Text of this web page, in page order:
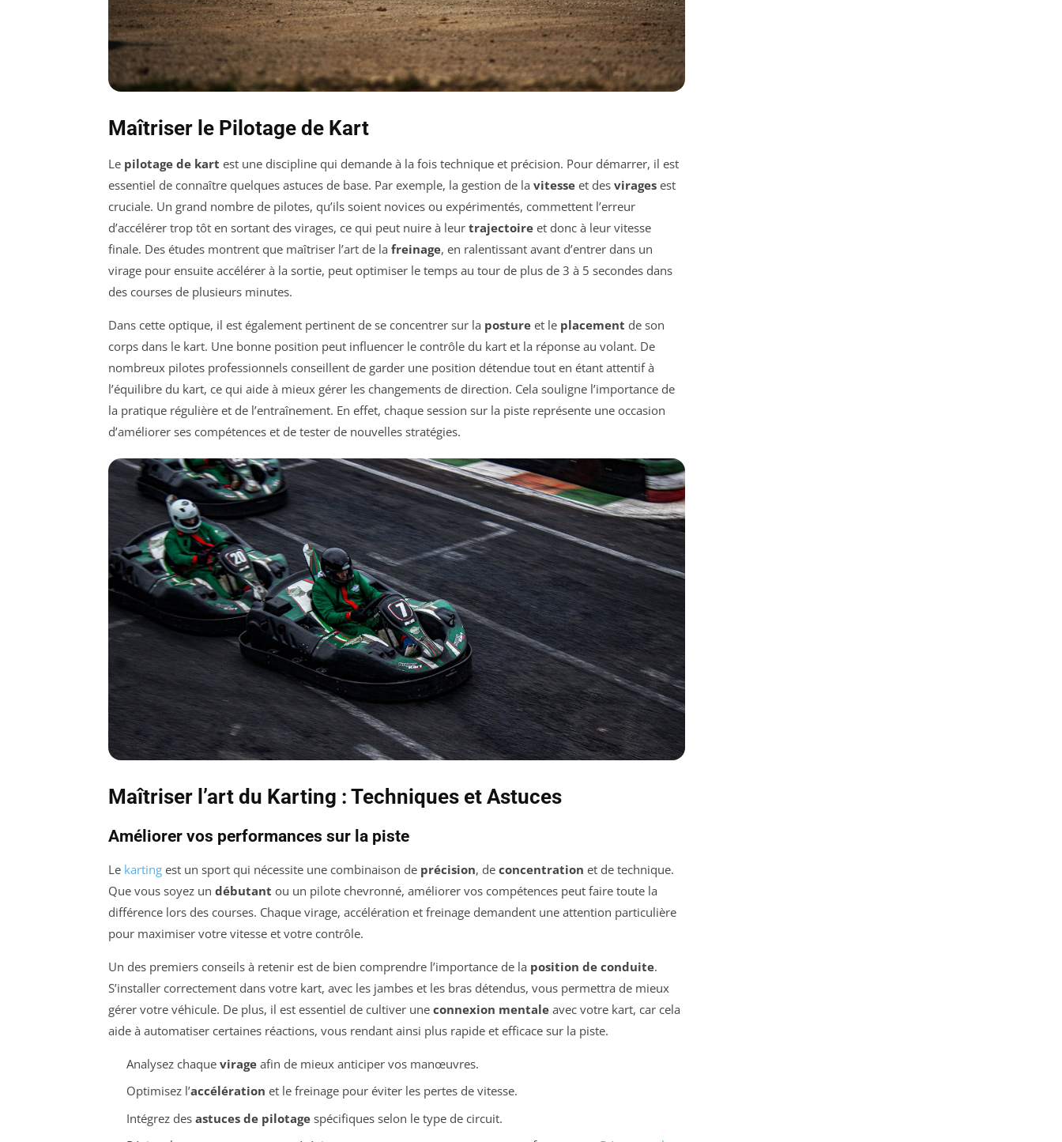
Maîtriser le Pilotage de Kart
Le pilotage de kart est une discipline qui demande à la fois technique et précision. Pour démarrer, il est
essentiel de connaître quelques astuces de base. Par exemple, la gestion de la vitesse et des virages est
cruciale. Un grand nombre de pilotes, qu’ils soient novices ou expérimentés, commettent l’erreur
d’accélérer trop tôt en sortant des virages, ce qui peut nuire à leur trajectoire et donc à leur vitesse
finale. Des études montrent que maîtriser l’art de la freinage, en ralentissant avant d’entrer dans un
virage pour ensuite accélérer à la sortie, peut optimiser le temps au tour de plus de 3 à 5 secondes dans
des courses de plusieurs minutes.
Dans cette optique, il est également pertinent de se concentrer sur la posture et le placement de son
corps dans le kart. Une bonne position peut influencer le contrôle du kart et la réponse au volant. De
nombreux pilotes professionnels conseillent de garder une position détendue tout en étant attentif à
l’équilibre du kart, ce qui aide à mieux gérer les changements de direction. Cela souligne l’importance de
la pratique régulière et de l’entraînement. En effet, chaque session sur la piste représente une occasion
d’améliorer ses compétences et de tester de nouvelles stratégies.
Maîtriser l’art du Karting : Techniques et Astuces
Améliorer vos performances sur la piste
Le karting est un sport qui nécessite une combinaison de précision, de concentration et de technique.
Que vous soyez un débutant ou un pilote chevronné, améliorer vos compétences peut faire toute la
différence lors des courses. Chaque virage, accélération et freinage demandent une attention particulière
pour maximiser votre vitesse et votre contrôle.
Un des premiers conseils à retenir est de bien comprendre l’importance de la position de conduite.
S’installer correctement dans votre kart, avec les jambes et les bras détendus, vous permettra de mieux
gérer votre véhicule. De plus, il est essentiel de cultiver une connexion mentale avec votre kart, car cela
aide à automatiser certaines réactions, vous rendant ainsi plus rapide et efficace sur la piste.
Analysez chaque virageafin de mieux anticiper vos manœuvres.
Optimisez l’accélération et le freinage pour éviter les pertes de vitesse.
Intégrez des astuces de pilotagespécifiques selon le type de circuit.